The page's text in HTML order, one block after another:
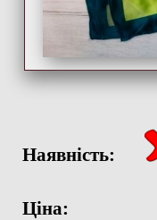
Наявність:
Ціна: